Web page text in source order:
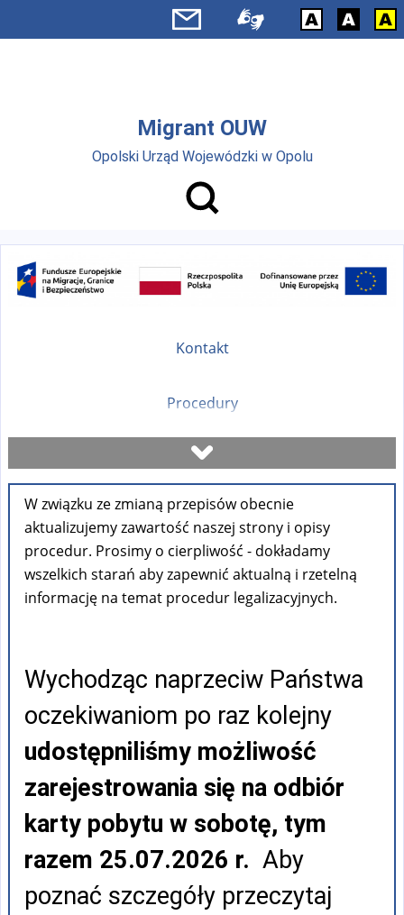
Przejdź do menu głównego
Migrant OUW
Opolski Urząd Wojewódzki w Opolu
Kontakt
Procedury
Umów się na wizytę
Sprawdź stan sprawy
Formularze
FAQ
Pouczenia
W związku ze zmianą przepisów obecnie
aktualizujemy zawartość naszej strony i opisy
procedur. Prosimy o cierpliwość - dokładamy
wszelkich starań aby zapewnić aktualną i rzetelną
informację na temat procedur legalizacyjnych.
Wychodząc naprzeciw Państwa
oczekiwaniom po raz kolejny
udostępniliśmy możliwość
zarejestrowania się na odbiór
karty pobytu w sobotę, tym
razem 25.07.2026 r. Aby
poznać szczegóły przeczytaj